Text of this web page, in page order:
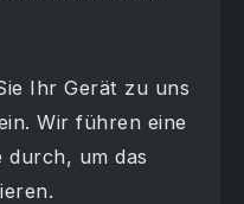
Ihr Gerät zu uns
Wir führen eine
durch, um das